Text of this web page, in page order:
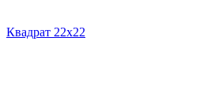
Квадрат 22х22